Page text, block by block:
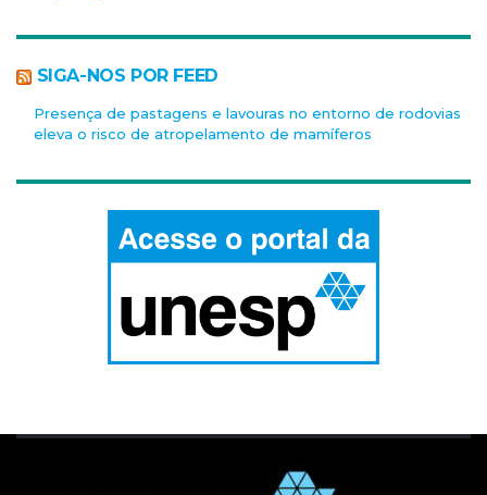
SIGA-NOS POR FEED
Presença de pastagens e lavouras no entorno de rodovias
eleva o risco de atropelamento de mamíferos